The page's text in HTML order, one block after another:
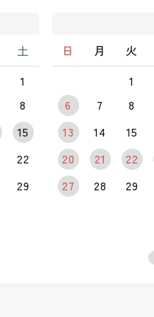
土
1
8
15
22
29
日
月 火
1
6
7 8
13
14 15
20
21 22
27
28 29